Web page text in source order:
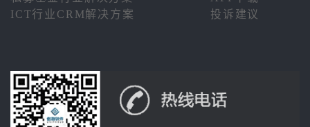
ICT行业CRM解决方案
投诉建议